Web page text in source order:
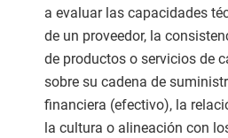
a evaluar las capacidades
de un proveedor, la
de productos o servicios de
sobre su cadena de
financiera (efectivo), la
la cultura o alineación con